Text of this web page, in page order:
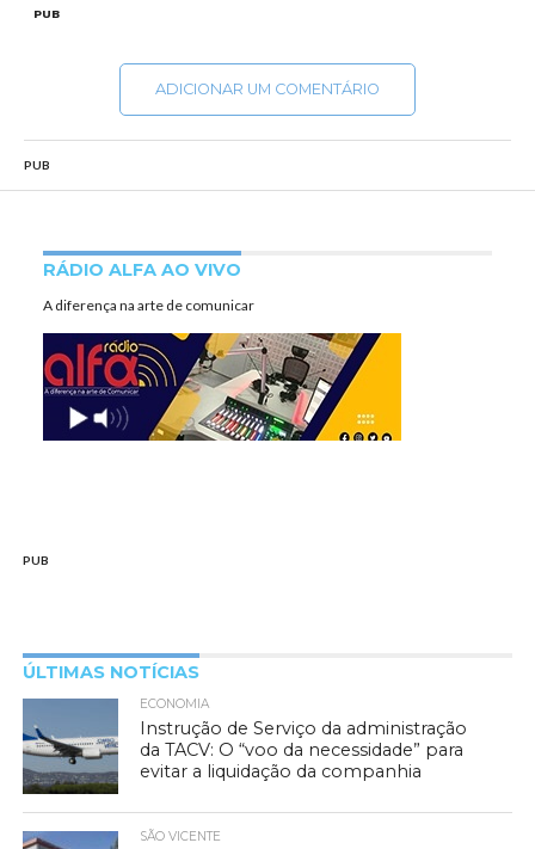
PUB
ADICIONAR UM COMENTÁRIO
PUB
RÁDIO ALFA AO VIVO
A diferença na arte de comunicar
PUB
ÚLTIMAS NOTÍCIAS
ECONOMIA
Instrução de Serviço da administração
da TACV: O “voo da necessidade” para
evitar a liquidação da companhia
SÃO VICENTE